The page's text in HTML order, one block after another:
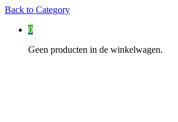
Back to Category
0
Geen producten in de winkelwagen.